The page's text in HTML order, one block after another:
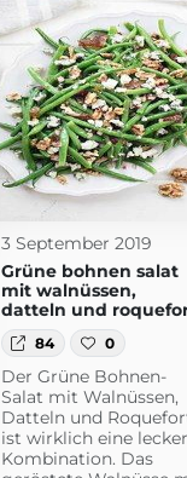
3 September 2019
Grüne bohnen salat
mit walnüssen,
datteln und
84 0
Der Grüne Bohnen-
Salat mit Walnüssen,
Datteln und
ist wirklich eine
Kombination. Das